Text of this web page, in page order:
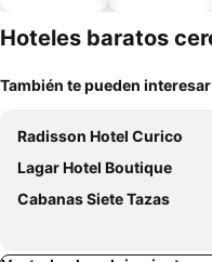
o
Hoteles baratos
También te pueden
Radisson Hotel Curico
Lagar Hotel Boutique
Cabanas Siete Tazas